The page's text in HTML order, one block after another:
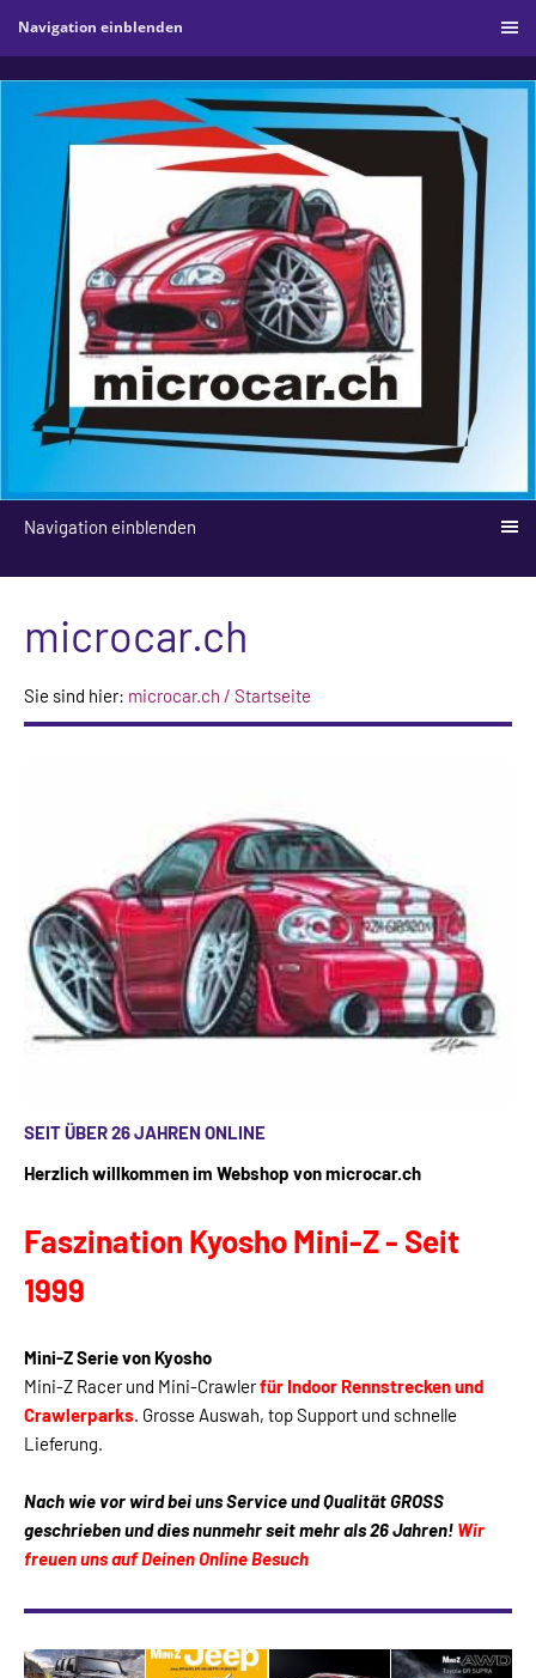
Navigation einblenden
Navigation einblenden
microcar.ch
Sie sind hier: microcar.ch / Startseite
SEIT ÜBER 26 JAHREN ONLINE
Herzlich willkommen im Webshop von microcar.ch
Faszination Kyosho Mini-Z - Seit
1999
Mini-Z Serie von Kyosho
Mini-Z Racer und Mini-Crawlerfür Indoor Rennstrecken und
Crawlerparks. Grosse Auswah, top Support und schnelle
Lieferung.
Nach wie vor wird bei unsService und Qualität GROSS
geschriebenunddies nunmehr seit mehr als 26Jahren! Wir
freuen uns auf Deinen Online Besuch